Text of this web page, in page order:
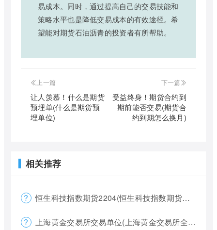
易成本。同时，通过提高自己的交易技能和
策略水平也是降低交易成本的有效途径。希
望能对期货石油沥青的投资者有所帮助。
上一篇
让人羡慕！什么是期货
预埋单(什么是期货预
埋单位)
下一篇
受益终身！期货合约到
期前能否交易(期货合
约到期怎么换月)
相关推荐
恒生科技指数期货2204(恒生科技指数期货夜盘)
上海黄金交易所交易单位(上海黄金交易所全称)